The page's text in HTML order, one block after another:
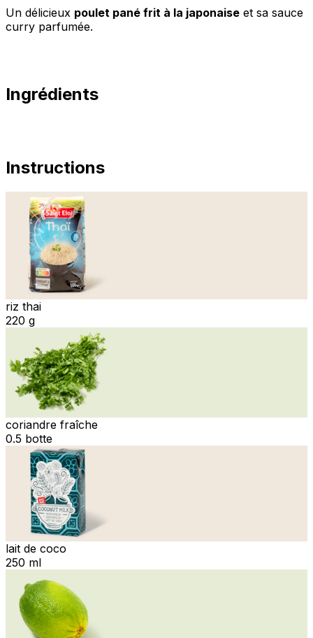
Un délicieux poulet pané frit à la japonaise et sa sauce
curry parfumée.
Ingrédients
Instructions
riz thai
220 g
coriandre fraîche
0.5 botte
lait de coco
250 ml